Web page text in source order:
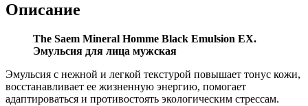
Описание
The Saem Mineral Homme Black Emulsion EX.
Эмульсия для лица мужская
Эмульсия с нежной и легкой текстурой повышает тонус кожи,
восстанавливает ее жизненную энергию, помогает
адаптироваться и противостоять экологическим стрессам.